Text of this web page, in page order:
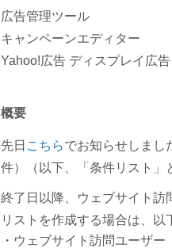
広告管理ツール
キャンペーンエディター
Yahoo!広告 ディスプレイ広告
概要
先日 こちらでお知らせしまし
件）（以下、「条件リスト」
終了日以降、ウェブサイト訪
リストを作成する場合は、以
ウェブサイト訪問ユーザー